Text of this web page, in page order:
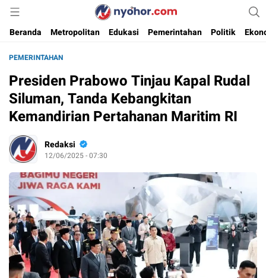
Nyohor.com
Media Informasi Ternyohor
Beranda
Metropolitan Edukasi Pemerintahan Politik
PEMERINTAHAN
Presiden Prabowo Tinjau Kapal Rudal
Siluman, Tanda Kebangkitan
Kemandirian Pertahanan Maritim RI
Redaksi
12/06/2025 - 07:30